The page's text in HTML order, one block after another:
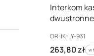
Interkom
Kod producenta
OR-IK-LY-931
Cena brutto
263,80 zł w
w